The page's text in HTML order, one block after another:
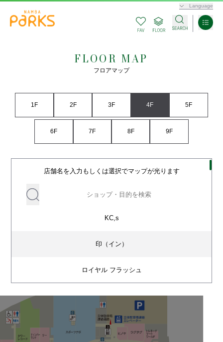
Language
FLOOR MAP
フロアマップ
1F 2F 3F 4F 5F
6F 7F 8F 9F
店舗名を入力もしくは選択でマップが光ります
KC,s
印（イン）
ロイヤル フラッシュ
アンバイ ジェネラルグッズストア
フリークス ストア